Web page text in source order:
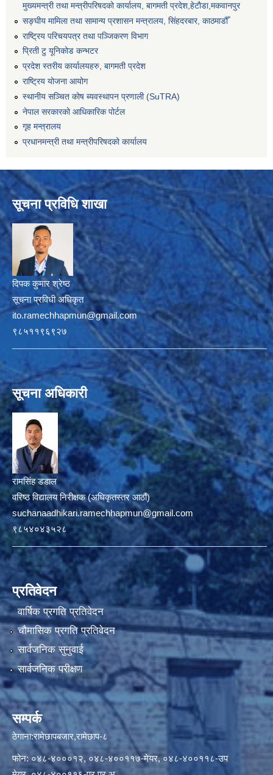
मुख्यमन्त्री तथा मन्त्रीपरिषदको कार्यालय, बागमती प्रदेश,हेटाैडा,मकवानपुर
सङ्‍घीय मामिला तथा सामान्य प्रशासन मन्त्रालय, सिंहदरबार, काठमाडौँ
राष्ट्रिय परिचयपत्र तथा पञ्जिकरण विभाग
प्रिती टु यूनिकोड कन्भटर
प्रदेश स्तरीय कार्यालयहरु, बागमती प्रदेश
राष्ट्रिय योजना आयोग
स्थानीय सञ्चित कोष ब्यवस्थापन प्रणाली (SuTRA)
नेपाल सरकारको आधिकारिक पोर्टल
गृह मन्त्रालय
प्रधानमन्त्री तथा मन्त्रीपरिषदको कार्यालय
सूचना प्रविधि शाखा
दिपक कुमार श्रेष्ठ
सूचना प्रविधी अधिकृत
ito.ramechhapmun@gmail.com
९८५११९६९२७
सूचना अधिकारी
रामसिंह डडाल
वरिष्ठ विद्यालय निरीक्षक (अधिकृतस्तर आठौं)
suchanaadhikari.ramechhapmun@gmail.com
९८५४०४३५२८
प्रतिवेदन
वार्षिक प्रगति प्रतिवेदन
चौमासिक प्रगति प्रतिवेदन
सार्वजनिक सुनुवाई
सार्वजनिक परीक्षण
सम्पर्क
ठेगाना:रामेछापबजार,रामेछाप-८
फोन: ०४८-४०००१२, ०४८-४००११७-मेयर, ०४८-४००११८-उप